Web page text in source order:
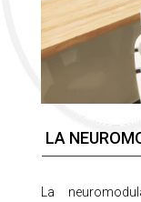
LA
La